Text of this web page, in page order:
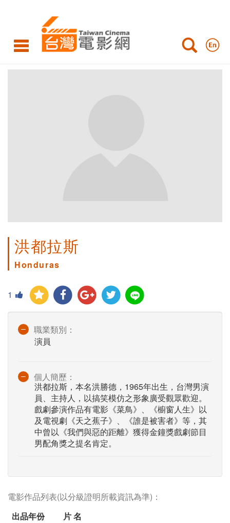
洪都拉斯
Honduras
1
職業類別：
演員
個人簡歷：
洪都拉斯，本名洪勝德，1965年出生，台灣男演
員、主持人，以搞笑模仿之形象廣受觀眾歡迎。
戲劇參演作品有電影《菜鳥》、《櫥窗人生》以
及電視劇《天之蕉子》、《誰是被害者》等，其
中曾以《我們與惡的距離》獲得金鐘獎戲劇節目
男配角獎之提名肯定。
電影作品列表(以分級證明所載資訊為準)：
出品年份
片 名